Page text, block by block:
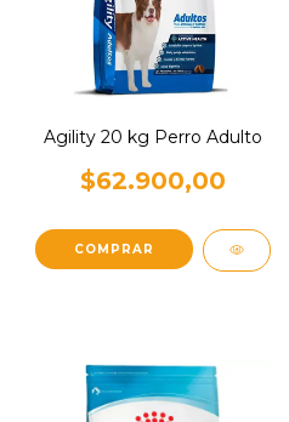
Agility 20 kg Perro Adulto
$62.900,00